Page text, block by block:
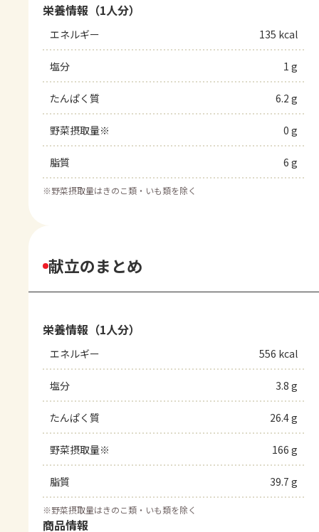
栄養情報（1人分）
エネルギー 135 kcal
塩分 1 g
たんぱく質 6.2 g
野菜摂取量※ 0 g
脂質 6 g
※野菜摂取量はきのこ類・いも類を除く
献立のまとめ
栄養情報（1人分）
エネルギー 556 kcal
塩分 3.8 g
たんぱく質 26.4 g
野菜摂取量※ 166 g
脂質 39.7 g
※野菜摂取量はきのこ類・いも類を除く
商品情報